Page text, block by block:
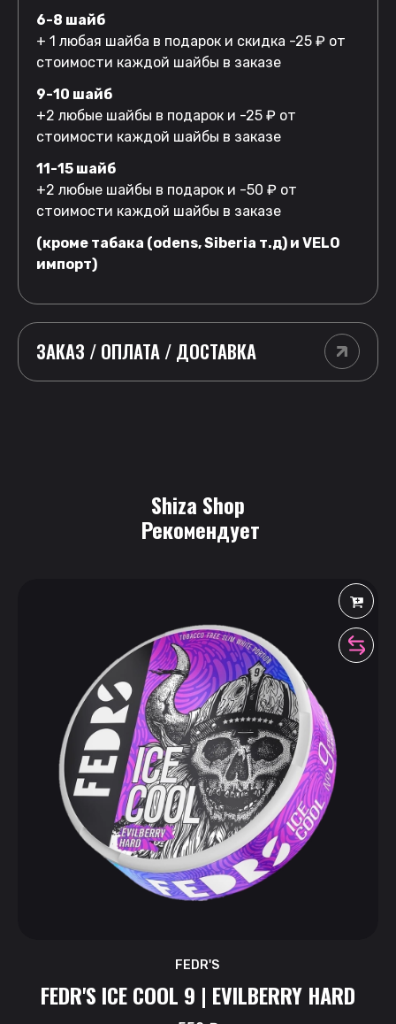
6-8 шайб
+ 1 любая шайба в подарок и скидка -25 ₽ от
стоимости каждой шайбы в заказе
9-10 шайб
+2 любые шайбы в подарок и -25 ₽ от
стоимости каждой шайбы в заказе
11-15 шайб
+2 любые шайбы в подарок и -50 ₽ от
стоимости каждой шайбы в заказе
(кроме табака (odens, Siberia т.д) и VELO
импорт)
ЗАКАЗ / ОПЛАТА / ДОСТАВКА
Shiza Shop
Рекомендует
FEDR'S
FEDR'S ICE COOL 9 | EVILBERRY HARD